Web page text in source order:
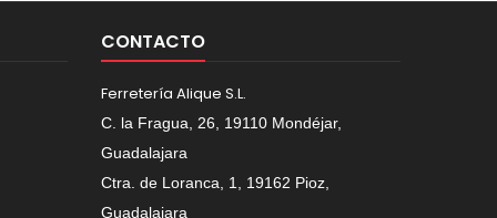
CONTACTO
Ferretería Alique S.L.
C. la Fragua, 26, 19110 Mondéjar,
Guadalajara
Ctra. de Loranca, 1, 19162 Pioz,
Guadalajara